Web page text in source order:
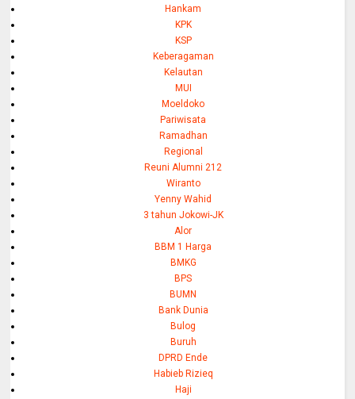
Hankam
KPK
KSP
Keberagaman
Kelautan
MUI
Moeldoko
Pariwisata
Ramadhan
Regional
Reuni Alumni 212
Wiranto
Yenny Wahid
3 tahun Jokowi-JK
Alor
BBM 1 Harga
BMKG
BPS
BUMN
Bank Dunia
Bulog
Buruh
DPRD Ende
Habieb Rizieq
Haji